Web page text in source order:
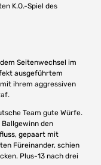
K.O.-Spiel des
Seitenwechsel im
ausgeführtem
ihrem aggressiven
Team gute Würfe.
den
gepaart mit
Füreinander, schien
Plus-13 nach drei